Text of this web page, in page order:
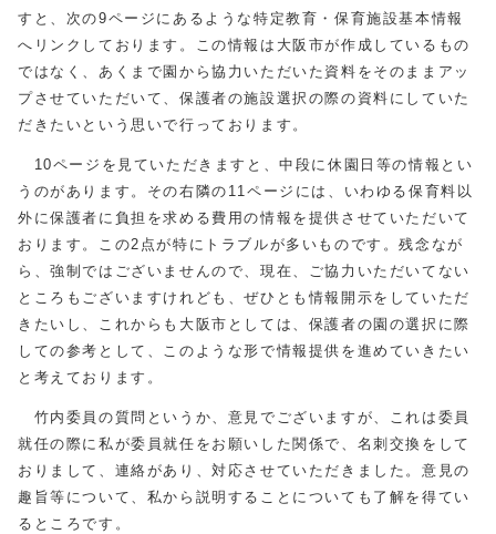
すと、次の9ページにあるような特定教育・保育施設基本情報
へリンクしております。この情報は大阪市が作成しているもの
ではなく、あくまで園から協力いただいた資料をそのままアッ
プさせていただいて、保護者の施設選択の際の資料にしていた
だきたいという思いで行っております。
10ページを見ていただきますと、中段に休園日等の情報とい
うのがあります。その右隣の11ページには、いわゆる保育料以
外に保護者に負担を求める費用の情報を提供させていただいて
おります。この2点が特にトラブルが多いものです。残念なが
ら、強制ではございませんので、現在、ご協力いただいてない
ところもございますけれども、ぜひとも情報開示をしていただ
きたいし、これからも大阪市としては、保護者の園の選択に際
しての参考として、このような形で情報提供を進めていきたい
と考えております。
竹内委員の質問というか、意見でございますが、これは委員
就任の際に私が委員就任をお願いした関係で、名刺交換をして
おりまして、連絡があり、対応させていただきました。意見の
趣旨等について、私から説明することについても了解を得てい
るところです。